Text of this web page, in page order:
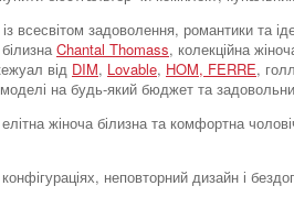
всесвітом задоволення, романтики
Chantal Thomass, колекційна
від DIM, Lovable, HOM, FERRE,
на будь-який бюджет та
жіноча білизна та комфортна
неповторний дизайн і